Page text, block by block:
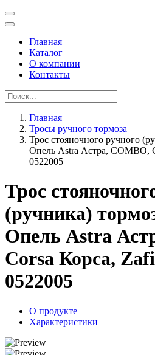
Главная
Каталог
О компании
Контакты
Главная
Тросы ручного тормоза
Трос стояночного ручного
Опель Astra Астра, COMBO,
0522005
Трос
(ручника)
Опель Astra
Corsa Корса,
0522005
О продукте
Характеристики